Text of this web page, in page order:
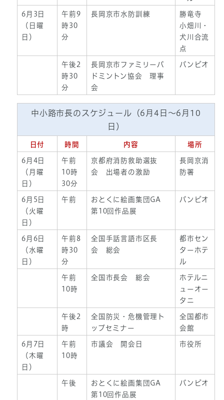
6月3日
（日曜
日）
午前9
時30
分
長岡京市水防訓練
勝竜寺
小畑川・
犬川合流
点
午後2
時30
分
長岡京市ファミリーバ
ドミントン協会 理事
会
バンビオ
中小路市長のスケジュール（6月4日～6月10
日）
日付 時間 内容 場所
6月4日
（月曜
日）
午前
10時
30分
京都府消防救助選抜
会 出場者の激励
長岡京消
防署
6月5日
（火曜
日）
午前
おとくに絵画集団GA
第10回作品展
バンビオ
6月6日
（水曜
日）
午前8
時30
分
全国手話言語市区長
会 総会
都市セン
ターホテ
ル
午前
10時
全国市長会 総会
ホテルニ
ューオー
タニ
午後2
時
全国防災・危機管理ト
ップセミナー
全国都市
会館
6月7日
（木曜
日）
午前
10時
市議会 開会日 市役所
午後
おとくに絵画集団GA
第10回作品展
バンビオ